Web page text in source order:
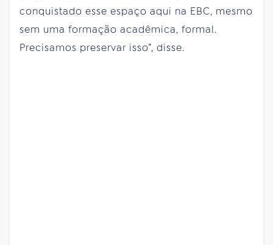
conquistado esse espaço aqui na EBC, mesmo
sem uma formação acadêmica, formal.
Precisamos preservar isso”, disse.